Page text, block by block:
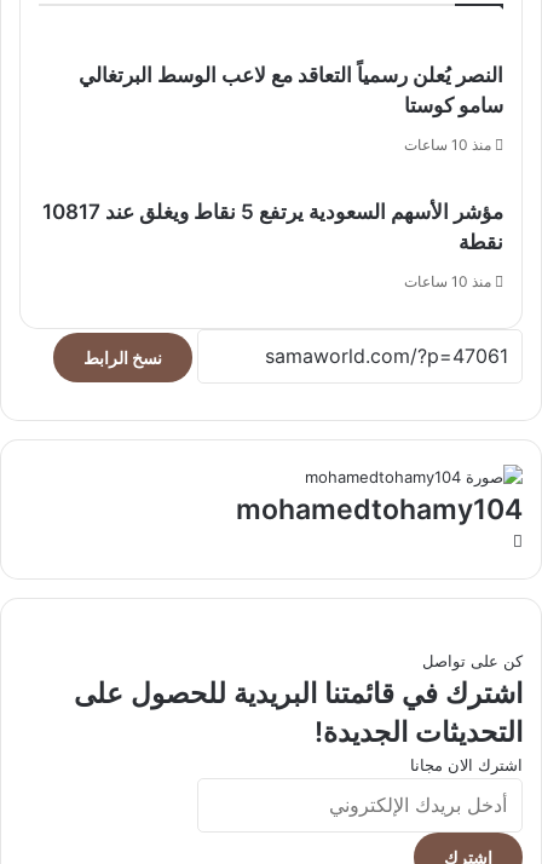
النصر يُعلن رسمياً التعاقد مع لاعب الوسط البرتغالي
سامو كوستا
منذ 10 ساعات
مؤشر الأسهم السعودية يرتفع 5 نقاط ويغلق عند 10817
نقطة
منذ 10 ساعات
نسخ الرابط
mohamedtohamy104
كن على تواصل
اشترك في قائمتنا البريدية للحصول على
التحديثات الجديدة!
اشترك الان مجانا
أدخل
بريدك
الإلكتروني